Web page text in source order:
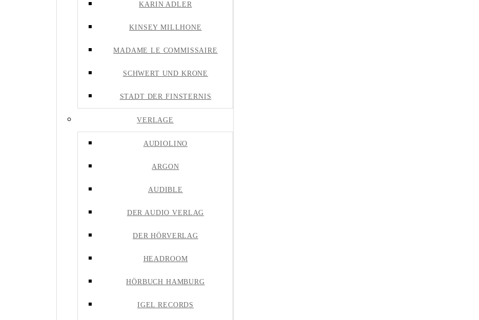
KARIN ADLER
KINSEY MILLHONE
MADAME LE COMMISSAIRE
SCHWERT UND KRONE
STADT DER FINSTERNIS
VERLAGE
AUDIOLINO
ARGON
AUDIBLE
DER AUDIO VERLAG
DER HÖRVERLAG
HEADROOM
HÖRBUCH HAMBURG
IGEL RECORDS